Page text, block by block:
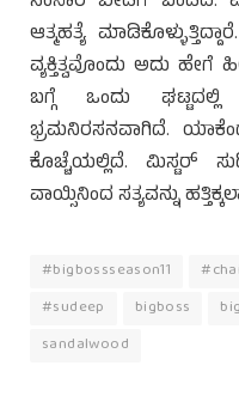
ಆತ್ಮಹತ್ಯೆ
ವ್ಯಕ್ತಿತ್ವವೊಂದು ಅದು
ಬಗ್ಗೆ ಒಂದು
ಭ್ರಮನಿರಸನವಾಗಿದೆ.
ಕೊಚ್ಚೆಯಲ್ಲಿದೆ. ಮಿಸ್ಟರ್
ವಾಯ್ಸಿನಿಂದ ಸತ್ಯವನ್ನು
#bigbossseason11
#sudeep
bigboss
sandalwood